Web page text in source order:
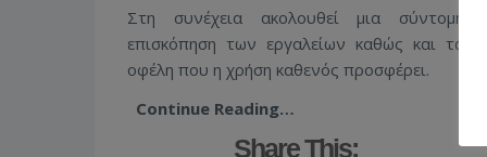
Στη συνέχεια ακολουθεί μια σύντομη
επισκόπηση των εργαλείων καθώς και τα
οφέλη που η χρήση καθενός προσφέρει.
Continue Reading…
Share This: